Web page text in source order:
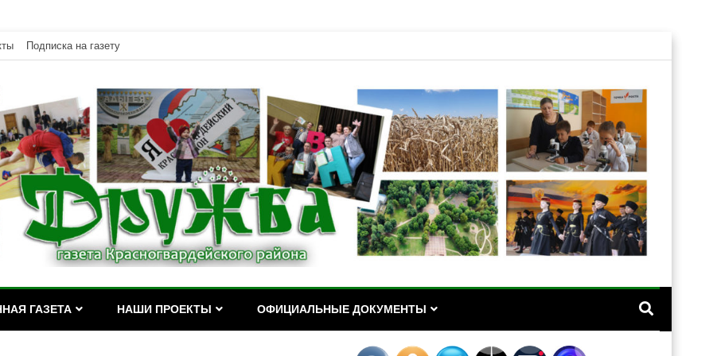
Подписка на газету
района РА
ГАЗЕТА НАШИ ПРОЕКТЫ ОФИЦИАЛЬНЫЕ ДОКУМЕНТЫ